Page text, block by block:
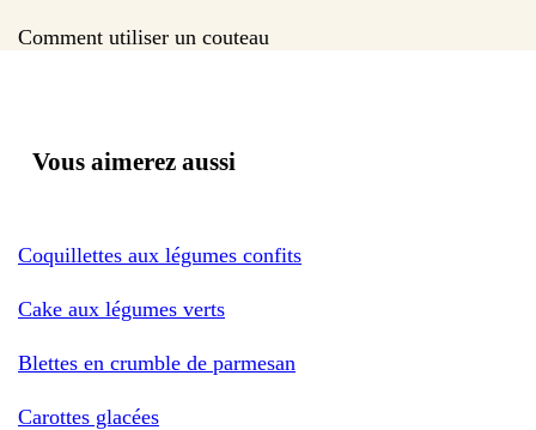
Comment utiliser un couteau
Vous aimerez aussi
Coquillettes aux légumes confits
Cake aux légumes verts
Blettes en crumble de parmesan
Carottes glacées